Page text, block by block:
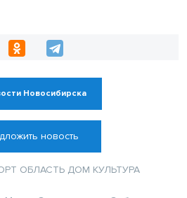
Новосибирска
новость
ОБЛАСТЬ ДОМ КУЛЬТУРА